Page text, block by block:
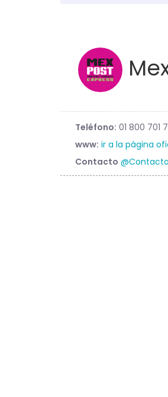
Teléfono: 01 800 701
www: ir a la página
Contacto @Contacto